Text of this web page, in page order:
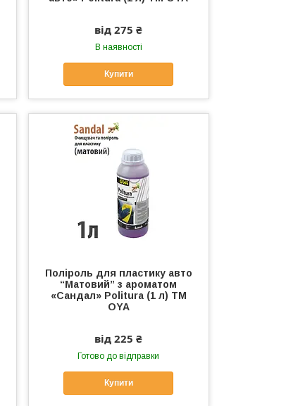
від 275 ₴
В наявності
Купити
Поліроль для пластику авто
“Матовий” з ароматом
«Сандал» Politura (1 л) ТМ
OYA
від 225 ₴
Готово до відправки
Купити